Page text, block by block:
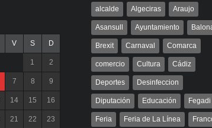
V S D
1 2
7 8 9
14 15 16
21 22 23
alcalde Algeciras Araujo
Asansull Ayuntamiento
Brexit Carnaval Comarca
comercio Cultura Cádiz
Deportes Desinfeccion
Diputación Educación Fegadi
Feria Feria de La Línea